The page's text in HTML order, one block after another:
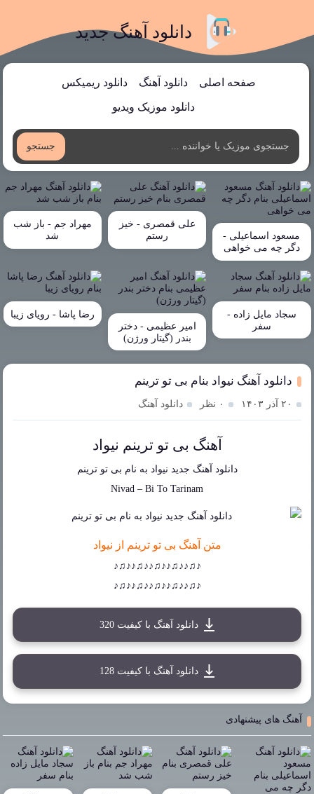
دانلود آهنگ جدید
صفحه اصلی دانلود آهنگ دانلود ریمیکس
دانلود موزیک ویدیو
جستجو
مسعود اسماعیلی -
دگر چه می خواهی
علی قمصری - خیز
رستم
مهراد جم - باز شب
شد
سجاد مایل زاده -
سفر
امیر عظیمی - دختر
بندر (گیتار ورژن)
رضا پاشا - رویای زیبا
دانلود آهنگ نیواد بنام بی تو ترینم
۲۰ آذر ۱۴۰۳ ۰ نظر دانلود آهنگ
آهنگ بی تو ترینم نیواد
دانلود آهنگ جدید نیواد به نام بی تو ترینم
Nivad – Bi To Tarinam
متن آهنگ بی تو ترینم از نیواد
♪♫♪♪♫♪♪♫♪♪♫♪♪♫♪
♪♫♪♪♫♪♪♫♪♪♫♪♪♫♪
دانلود آهنگ با کیفیت 320
دانلود آهنگ با کیفیت 128
آهنگ های پیشنهادی